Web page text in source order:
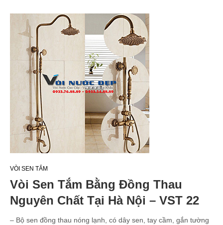
VÒI SEN TẮM
Vòi Sen Tắm Bằng Đồng Thau
Nguyên Chất Tại Hà Nội – VST 22
– Bộ sen đồng thau nóng lạnh, có dây sen, tay cầm, gắn tường